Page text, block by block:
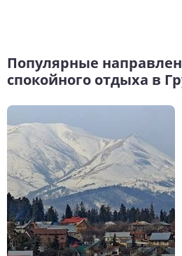
Популярные
спокойного отдыха в